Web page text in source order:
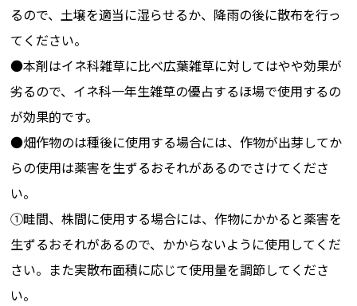
すいか（ﾄﾝﾈ
培）
ｻ科､ｷｸ科､ｱﾌﾞ
ﾗﾅ科を除く)
すいか（ﾄﾝﾈ
ﾙ･ﾏﾙﾁ栽
培）
-
一年生雑草(ﾂ
ｻ科､ｷｸ科､ｱﾌﾞ
収
すいか（露地
栽培）
-
一年生雑草(ﾂ
ﾕｸｻ科､ｶﾔﾂﾘｸﾞ
ｻ科､ｷｸ科､ｱﾌﾞ
定
るので、土壌を適当に湿らせるか、降雨の後に散布を行っ
てください。
●本剤はイネ科雑草に比べ広葉雑草に対してはやや効果が
劣るので、イネ科一年生雑草の優占するほ場で使用するの
が効果的です。
●畑作物のは種後に使用する場合には、作物が出芽してか
らの使用は薬害を生ずるおそれがあるのでさけてくださ
い。
①畦間、株間に使用する場合には、作物にかかると薬害を
生ずるおそれがあるので、かからないように使用してくだ
さい。また実散布面積に応じて使用量を調節してくださ
い。